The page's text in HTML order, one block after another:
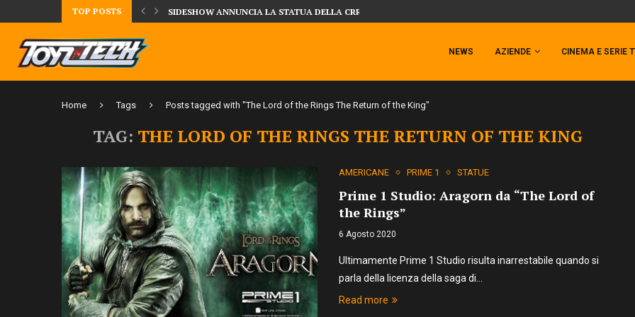
TOP POSTS
LA FIGURE DI IPPO MAKUNOUCHI! SIDESHOW ANNUNCIA LA STATUA DELLA CRRATURA DELLA LAGUNA...
NEWS AZIENDE CINEMA E SERIE
Home Tags Posts tagged with "The Lord of the Rings The Return of the King"
TAG: THE LORD OF THE RINGS THE RETURN OF THE KING
AMERICANE PRIME 1 STATUE
Prime 1 Studio: Aragorn da “The Lord of
the Rings”
6 Agosto 2020
Ultimamente Prime 1 Studio risulta inarrestabile quando si
parla della licenza della saga di…
Read more